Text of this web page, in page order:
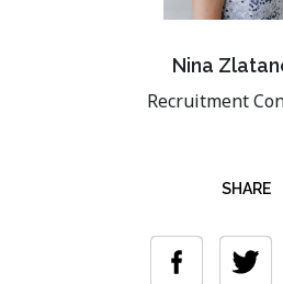
Nina
Recruitment
SHARE